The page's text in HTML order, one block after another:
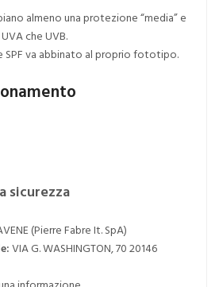
almeno una protezione “media” e
che UVB.
va abbinato al proprio fototipo.
sicurezza
(Pierre Fabre It. SpA)
VIA G. WASHINGTON, 70 20146